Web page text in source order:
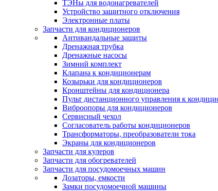
ТЭНы для водонагревателей
Устройство защитного отключения
Электронные платы
Запчасти для кондиционеров
Антивандальные защиты
Дренажная трубка
Дренажные насосы
Зимний комплект
Клапана к кондиционерам
Козырьки для кондиционеров
Кронштейны для кондиционера
Пульт дистанционного управления к
Виброопоры для кондиционеров
Сервисный чехол
Согласователь работы кондиционеров
Трансформаторы, преобразователи тока
Экраны для кондиционеров
Запчасти для кулеров
Запчасти для обогревателей
Запчасти для посудомоечных машин
Дозаторы, емкости
Замки посудомоечной машины